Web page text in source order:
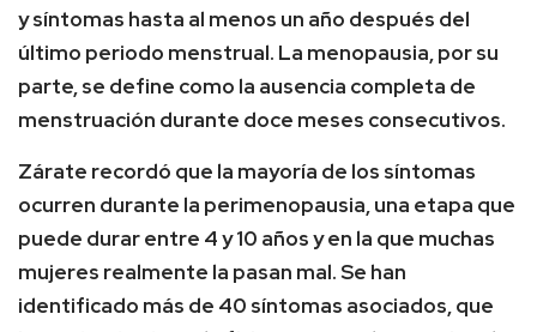
y síntomas hasta al menos un año después del
último periodo menstrual. La menopausia, por su
parte, se define como la ausencia completa de
menstruación durante doce meses consecutivos.
Zárate recordó que la mayoría de los síntomas
ocurren durante la perimenopausia, una etapa que
puede durar entre 4 y 10 años y en la que muchas
mujeres realmente la pasan mal. Se han
identificado más de 40 síntomas asociados, que